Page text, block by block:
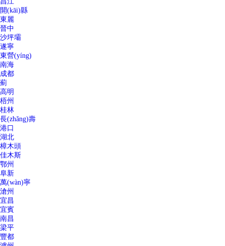
開(kāi)縣
東麗
晉中
沙坪壩
遂寧
東營(yíng)
南海
成都
薊
高明
梧州
桂林
長(zhǎng)壽
港口
湖北
樟木頭
佳木斯
鄂州
阜新
萬(wàn)寧
滄州
宜昌
宜賓
南昌
梁平
豐都